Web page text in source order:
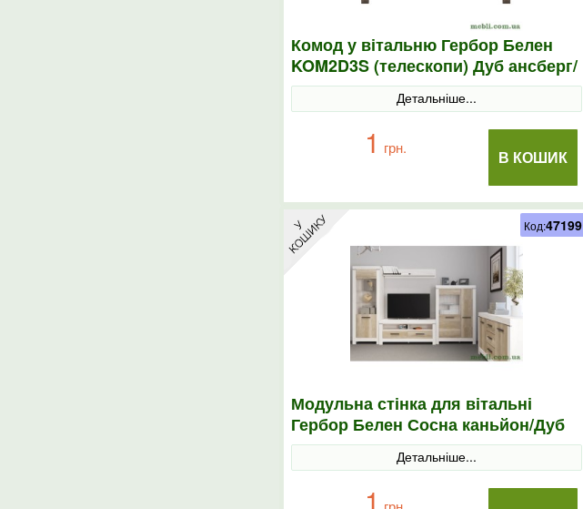
Комод у вітальню Гербор Белен
KOM2D3S (телескопи) Дуб ансберг/
Дуб болотний коричневий
Детальніше...
В КОШИК
1 грн.
Модульна стінка для вітальні
Гербор Белен Сосна каньйон/Дуб
корабельнийДетальніше...
1
Код:47199